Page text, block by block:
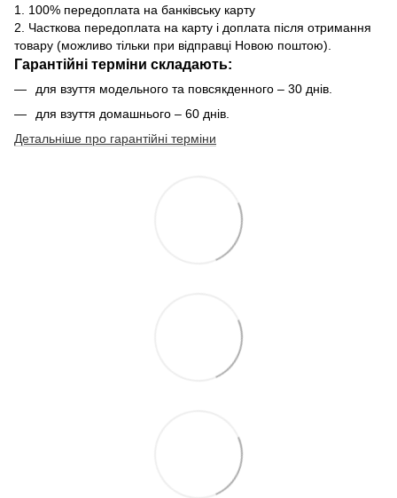
1. 100% передоплата на банківську карту
2. Часткова передоплата на карту і доплата після отримання
товару (можливо тільки при відправці Новою поштою).
Гарантійні терміни складають:
для взуття модельного та повсякденного – 30 днів.
для взуття домашнього – 60 днів.
Детальніше про гарантійні терміни